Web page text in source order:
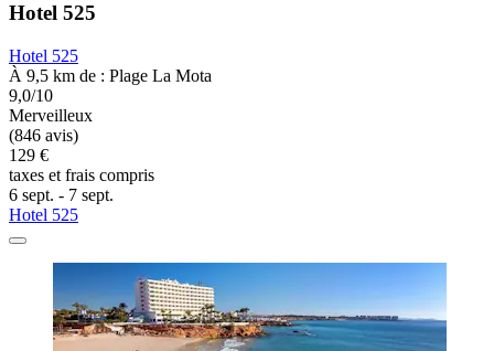
Hotel 525
Hotel 525
À 9,5 km de : Plage La Mota
9,0/10
Merveilleux
(846 avis)
129 €
taxes et frais compris
6 sept. - 7 sept.
Hotel 525